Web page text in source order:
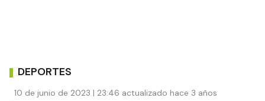
DEPORTES
10 de junio de 2023 | 23:46 actualizado hace 3 años